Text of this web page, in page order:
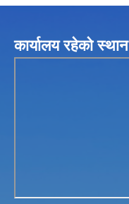
कार्यालय रहेकाे स्थान